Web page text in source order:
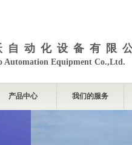
自动化设备有限
Automation Equipment Co.,Ltd.
产品中心 我们的服务